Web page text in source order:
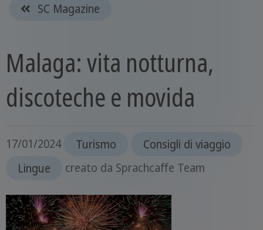
SC Magazine
Malaga: vita notturna,
discoteche e movida
17/01/2024 Turismo
Consigli di viaggio
Lingue
creato da Sprachcaffe Team